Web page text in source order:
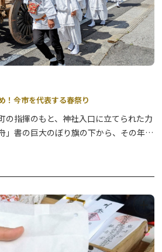
！今市を代表する春祭り
の指揮のもと、神社入口に立てられた力
」書の巨大のぼり旗の下から、その年の
屋台（各町内でそれぞれの屋台を所有）
を着た氏子や稚児たちが町内をねり歩き
社の例大祭が斎行されるこの時期は、例
す。
桜とともに楽しめる春祭りです。